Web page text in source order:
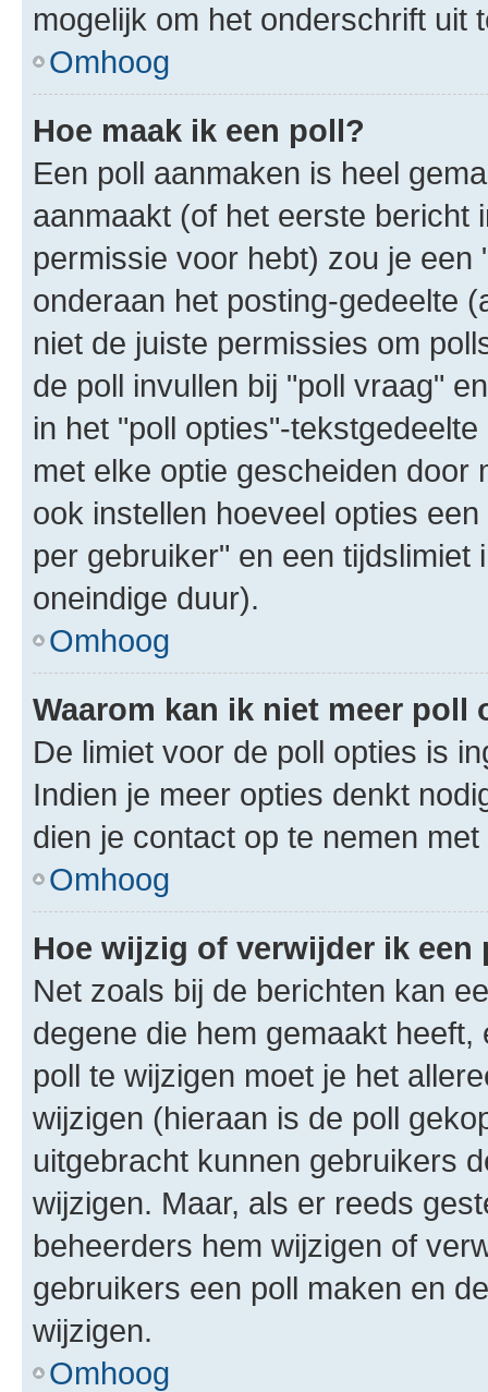
mogelijk om het onderschrift uit
Omhoog
Hoe maak ik een poll?
Een poll aanmaken is heel
aanmaakt (of het eerste bericht
permissie voor hebt) zou je
onderaan het posting-gedeelte
niet de juiste permissies om
de poll invullen bij "poll vraag"
in het "poll opties"-
met elke optie gescheiden door
ook instellen hoeveel opties
per gebruiker" en een
oneindige duur).
Omhoog
Waarom kan ik niet meer poll
De limiet voor de poll opties is
Indien je meer opties denkt
dien je contact op te nemen
Omhoog
Hoe wijzig of verwijder ik een
Net zoals bij de berichten kan
degene die hem gemaakt
poll te wijzigen moet je het
wijzigen (hieraan is de poll
uitgebracht kunnen gebruikers
wijzigen. Maar, als er reeds
beheerders hem wijzigen of
gebruikers een poll maken en
wijzigen.
Omhoog